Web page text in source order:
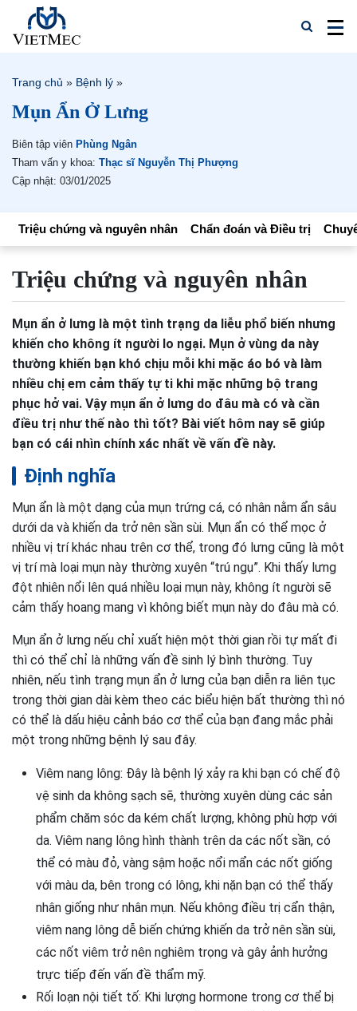
Trang chủ » Bệnh lý »
Mụn Ẩn Ở Lưng
Biên tập viên Phùng Ngân
Tham vấn y khoa: Thạc sĩ Nguyễn Thị Phượng
Cập nhật: 03/01/2025
Triệu chứng và nguyên nhân Chẩn đoán và Điều trị
Triệu chứng và nguyên nhân
Mụn ẩn ở lưng là một tình trạng da liễu phổ biến nhưng
khiến cho không ít người lo ngại. Mụn ở vùng da này
thường khiến bạn khó chịu mỗi khi mặc áo bó và làm
nhiều chị em cảm thấy tự ti khi mặc những bộ trang
phục hở vai. Vậy mụn ẩn ở lưng do đâu mà có và cần
điều trị như thế nào thì tốt? Bài viết hôm nay sẽ giúp
bạn có cái nhìn chính xác nhất về vấn đề này.
Định nghĩa
Mụn ẩn là một dạng của mụn trứng cá, có nhân nằm ẩn sâu
dưới da và khiến da trở nên sần sùi. Mụn ẩn có thể mọc ở
nhiều vị trí khác nhau trên cơ thể, trong đó lưng cũng là một
vị trí mà loại mụn này thường xuyên “trú ngụ”. Khi thấy lưng
đột nhiên nổi lên quá nhiều loại mụn này, không ít người sẽ
cảm thấy hoang mang vì không biết mụn này do đâu mà có.
Mụn ẩn ở lưng nếu chỉ xuất hiện một thời gian rồi tự mất đi
thì có thể chỉ là những vấn đề sinh lý bình thường. Tuy
nhiên, nếu tình trạng mụn ẩn ở lưng của bạn diễn ra liên tục
trong thời gian dài kèm theo các biểu hiện bất thường thì nó
có thể là dấu hiệu cảnh báo cơ thể của bạn đang mắc phải
một trong những bệnh lý sau đây.
Viêm nang lông: Đây là bệnh lý xảy ra khi bạn có chế độ
vệ sinh da không sạch sẽ, thường xuyên dùng các sản
phẩm chăm sóc da kém chất lượng, không phù hợp với
da. Viêm nang lông hình thành trên da các nốt sần, có
thể có màu đỏ, vàng sậm hoặc nổi mẩn các nốt giống
với màu da, bên trong có lông, khi nặn bạn có thể thấy
nhân giống như nhân mụn. Nếu không điều trị cẩn thận,
viêm nang lông dễ biến chứng khiến da trở nên sần sùi,
các nốt viêm trở nên nghiêm trọng và gây ảnh hưởng
trực tiếp đến vấn đề thẩm mỹ.
Rối loạn nội tiết tố: Khi lượng hormone trong cơ thể bị